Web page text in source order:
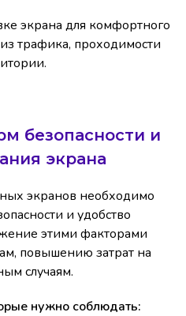
экрана для комфортного
трафика, проходимости
безопасности и
экрана
экранов необходимо
и удобство
этими факторами
повышению затрат на
случаям.
нужно соблюдать: